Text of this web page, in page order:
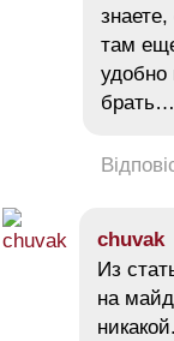
там
брать…
chuvak
Из
на